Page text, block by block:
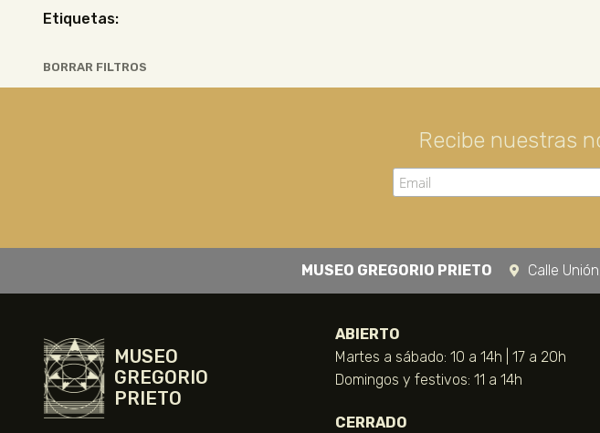
Etiquetas:
BORRAR FILTROS
Recibe nuestras
MUSEO GREGORIO PRIETO Calle
MUSEO
GREGORIO
PRIETO
ABIERTO
Martes a sábado: 10 a 14h | 17 a 20h
Domingos y festivos: 11 a 14h
CERRADO